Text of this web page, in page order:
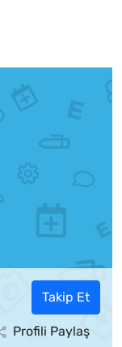
Takip Et
Profili Paylaş